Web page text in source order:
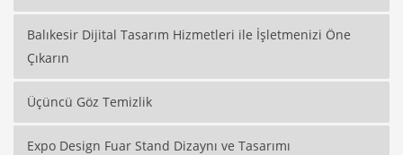
Balıkesir Dijital Tasarım Hizmetleri ile İşletmenizi Öne
Çıkarın
Üçüncü Göz Temizlik
Expo Design Fuar Stand Dizaynı ve Tasarımı